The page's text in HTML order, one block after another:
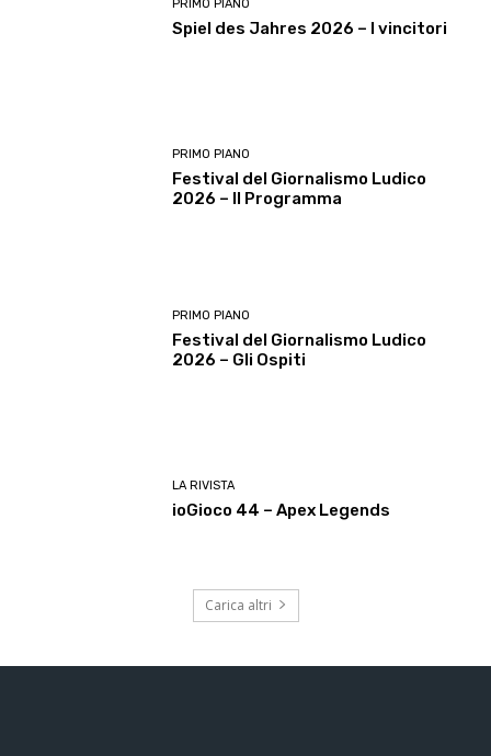
PRIMO PIANO
Spiel des Jahres 2026 – I vincitori
PRIMO PIANO
Festival del Giornalismo Ludico
2026 – Il Programma
PRIMO PIANO
Festival del Giornalismo Ludico
2026 – Gli Ospiti
LA RIVISTA
ioGioco 44 – Apex Legends
Carica altri